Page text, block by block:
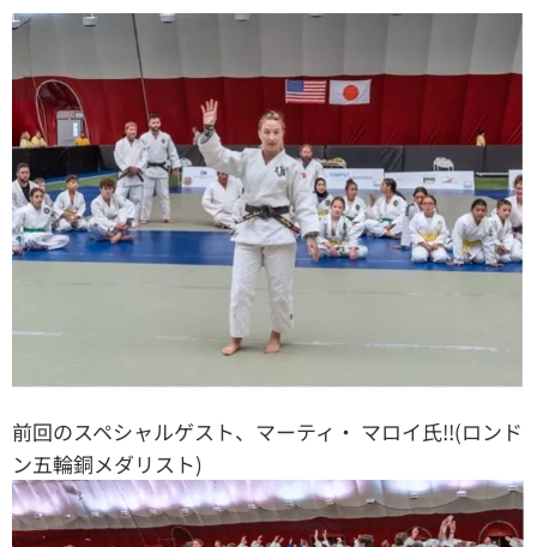
前回のスペシャルゲスト、マーティ・ マロイ氏!!(ロンド
ン五輪銅メダリスト)